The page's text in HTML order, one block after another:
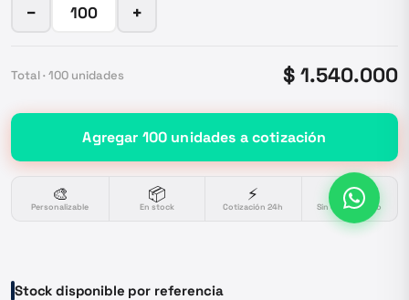
− +
Total · 100 unidades $ 1.540.000
Agregar 100 unidades a cotización
🎨
Personalizable
📦
En stock
⚡
Cotización 24h
🔒
Sin compromiso
Stock disponible por referencia